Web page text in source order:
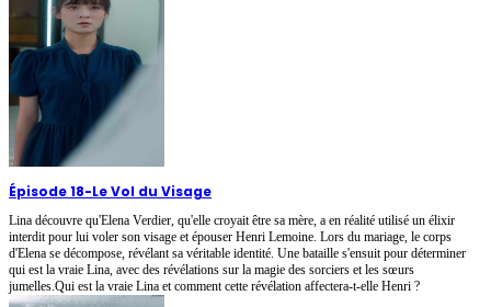
Épisode 18-Le Vol du Visage
Lina découvre qu'Elena Verdier, qu'elle croyait être sa mère, a en réalité utilisé un élixir
interdit pour lui voler son visage et épouser Henri Lemoine. Lors du mariage, le corps
d'Elena se décompose, révélant sa véritable identité. Une bataille s'ensuit pour déterminer
qui est la vraie Lina, avec des révélations sur la magie des sorciers et les sœurs
jumelles.Qui est la vraie Lina et comment cette révélation affectera-t-elle Henri ?